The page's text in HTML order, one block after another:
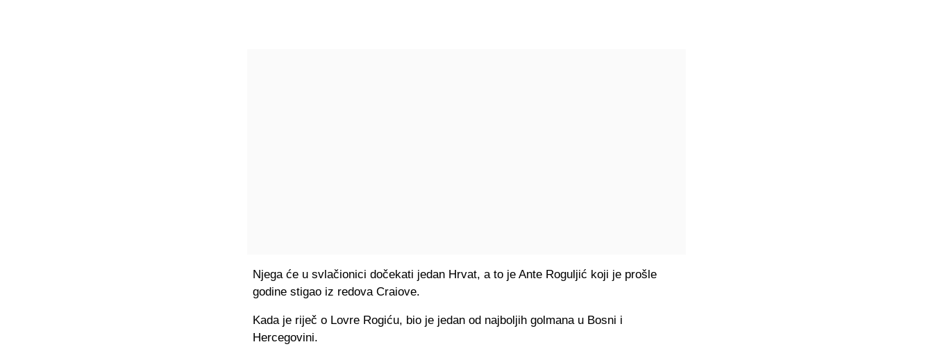
Njega će u svlačionici dočekati jedan Hrvat, a to je Ante Roguljić koji je prošle
godine stigao iz redova Craiove.
Kada je riječ o Lovre Rogiću, bio je jedan od najboljih golmana u Bosni i
Hercegovini.